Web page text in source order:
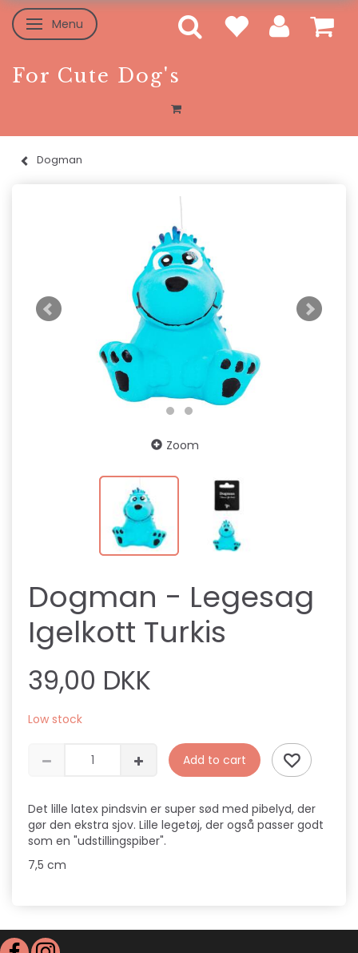
Toggle navigation
Menu
For Cute Dog's
Dogman
Zoom
Dogman - Legesag
Igelkott Turkis
39,00 DKK
Low stock
Add to cart
Det lille latex pindsvin er super sød med pibelyd, der
gør den ekstra sjov. Lille legetøj, der også passer godt
som en "udstillingspiber".
7,5 cm